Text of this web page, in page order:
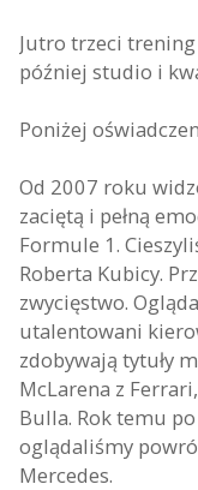
Jutro trzeci
później studio i
Poniżej
Od 2007 roku
zaciętą i pełną
Formule 1.
Roberta Kubicy.
zwycięstwo.
utalentowani
zdobywają tytuły
McLarena z
Bulla. Rok temu
oglądaliśmy
Mercedes.